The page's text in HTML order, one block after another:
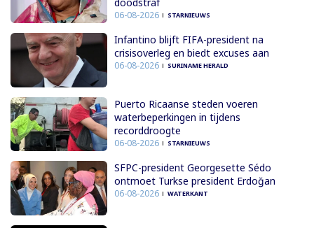
06-08-2026 STARNIEUWS
Infantino blijft FIFA-president na
crisisoverleg en biedt excuses aan
06-08-2026 SURINAME HERALD
Puerto Ricaanse steden voeren
waterbeperkingen in tijdens
recorddroogte
06-08-2026 STARNIEUWS
SFPC-president Georgesette Sédo
ontmoet Turkse president Erdoğan
06-08-2026 WATERKANT